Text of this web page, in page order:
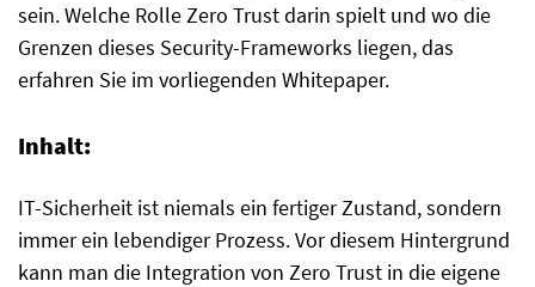
sein. Welche Rolle Zero Trust darin spielt und wo die
Grenzen dieses Security-Frameworks liegen, das
erfahren Sie im vorliegenden Whitepaper.
Inhalt:
IT-Sicherheit ist niemals ein fertiger Zustand, sondern
immer ein lebendiger Prozess. Vor diesem Hintergrund
kann man die Integration von Zero Trust in die eigene